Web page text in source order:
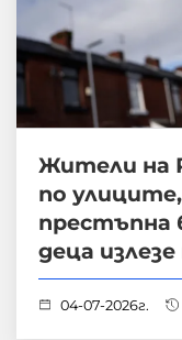
Жители на
по
престъпна
деца
04-07-2026г.